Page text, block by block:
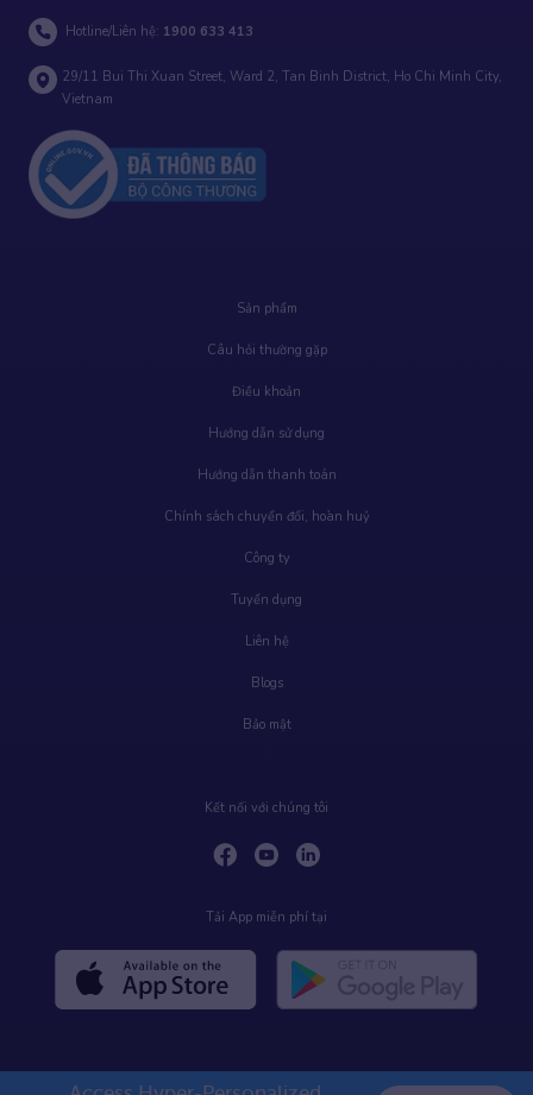
Hotline/Liên hệ: 1900 633 413
29/11 Bui Thi Xuan Street, Ward 2, Tan Binh District, Ho Chi Minh City,
Vietnam
Sản phẩm
Câu hỏi thường gặp
Điều khoản
Hướng dẫn sử dụng
Hướng dẫn thanh toán
Chính sách chuyển đổi, hoàn huỷ
Công ty
Tuyển dụng
Liên hệ
Blogs
Bảo mật
Kết nối với chúng tôi
Tải App miễn phí tại